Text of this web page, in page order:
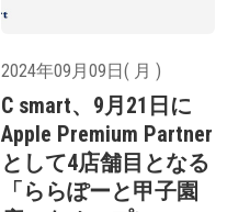
2024年09月09日( 月 )
C smart、9月21日に
Apple Premium Partner
として4店舗目となる
「ららぽーと甲子園